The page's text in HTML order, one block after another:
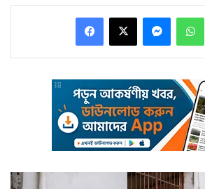
শরিক বিজেপির মধ্যে শুরু হয় দরকষাকষি।
বিজেপির সাথে সমঝোতায় পৌঁছয়
প্রয়াত মুফতি কন্যা মেহবুবাই হবেন
করা হয় মেহবুবার শপথ গ্রহণের দিন।
কাশ্মীরে ১১ সপ্তাহের অচলাবস্থার